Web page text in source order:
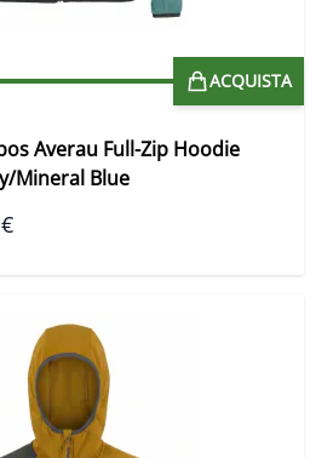
ACQUISTA
Averau Full-Zip Hoodie
Mineral Blue